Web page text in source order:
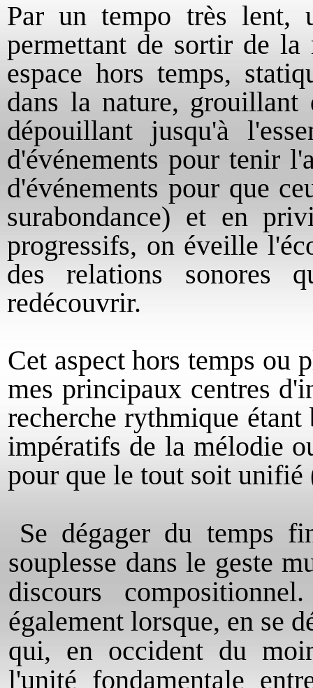
Par un tempo très lent,
permettant de sortir de la
espace hors temps,
dans la nature,
dépouillant jusqu'à
d'événements pour tenir
d'événements pour que
surabondance) et en
progressifs, on éveille
des relations sonores
redécouvrir.
Cet aspect hors temps ou
mes principaux centres
recherche rythmique
impératifs de la mélodie
pour que le tout soit unifié
Se dégager du temps
souplesse dans le geste
discours
également lorsque, en se
qui, en occident du
l'unité fondamentale